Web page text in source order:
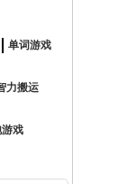
单词游戏
力搬运
戏